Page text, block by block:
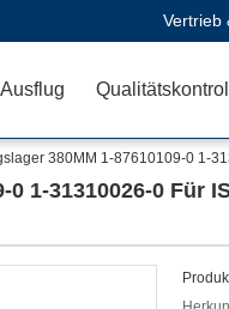
Vertrieb
380MM 1-87610109-0 1-
1-31310026-0 Für